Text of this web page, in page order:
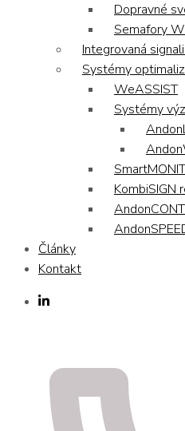
Dopravné
Semafory
Integrovaná
Systémy
WeASSIST
Systémy
KombiSIGN
Články
Kontakt